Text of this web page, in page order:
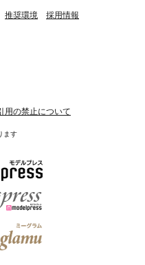
推奨環境 採用情報
用の禁止について
ます